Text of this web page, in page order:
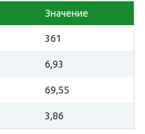
Значение
361
6,93
69,55
3,86